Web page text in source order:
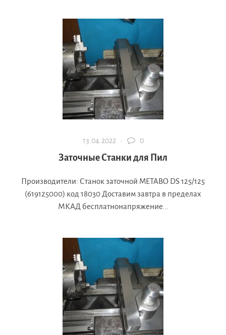
13.04.2022 · 0
Заточные Станки для Пил
Производители: Станок заточной METABO DS 125/125
(619125000) код 18030 Доставим завтра в пределах
МКАД бесплатнонапряжение...